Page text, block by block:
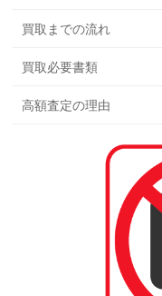
買取までの流れ
買取必要書類
高額査定の理由